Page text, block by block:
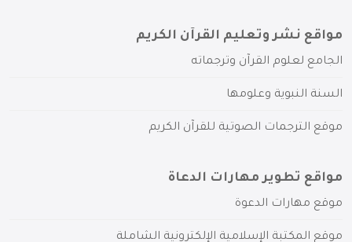
مواقع نشر وتعليم القرآن الكريم
الجامع لعلوم القرآن وترجماته
السنة النبوية وعلومها
موقع الترجمات الصوتية للقرآن الكريم
مواقع تطوير مهارات الدعاة
موقع مهارات الدعوة
موقع المكتبة الإسلامية الإلكترونية الشاملة